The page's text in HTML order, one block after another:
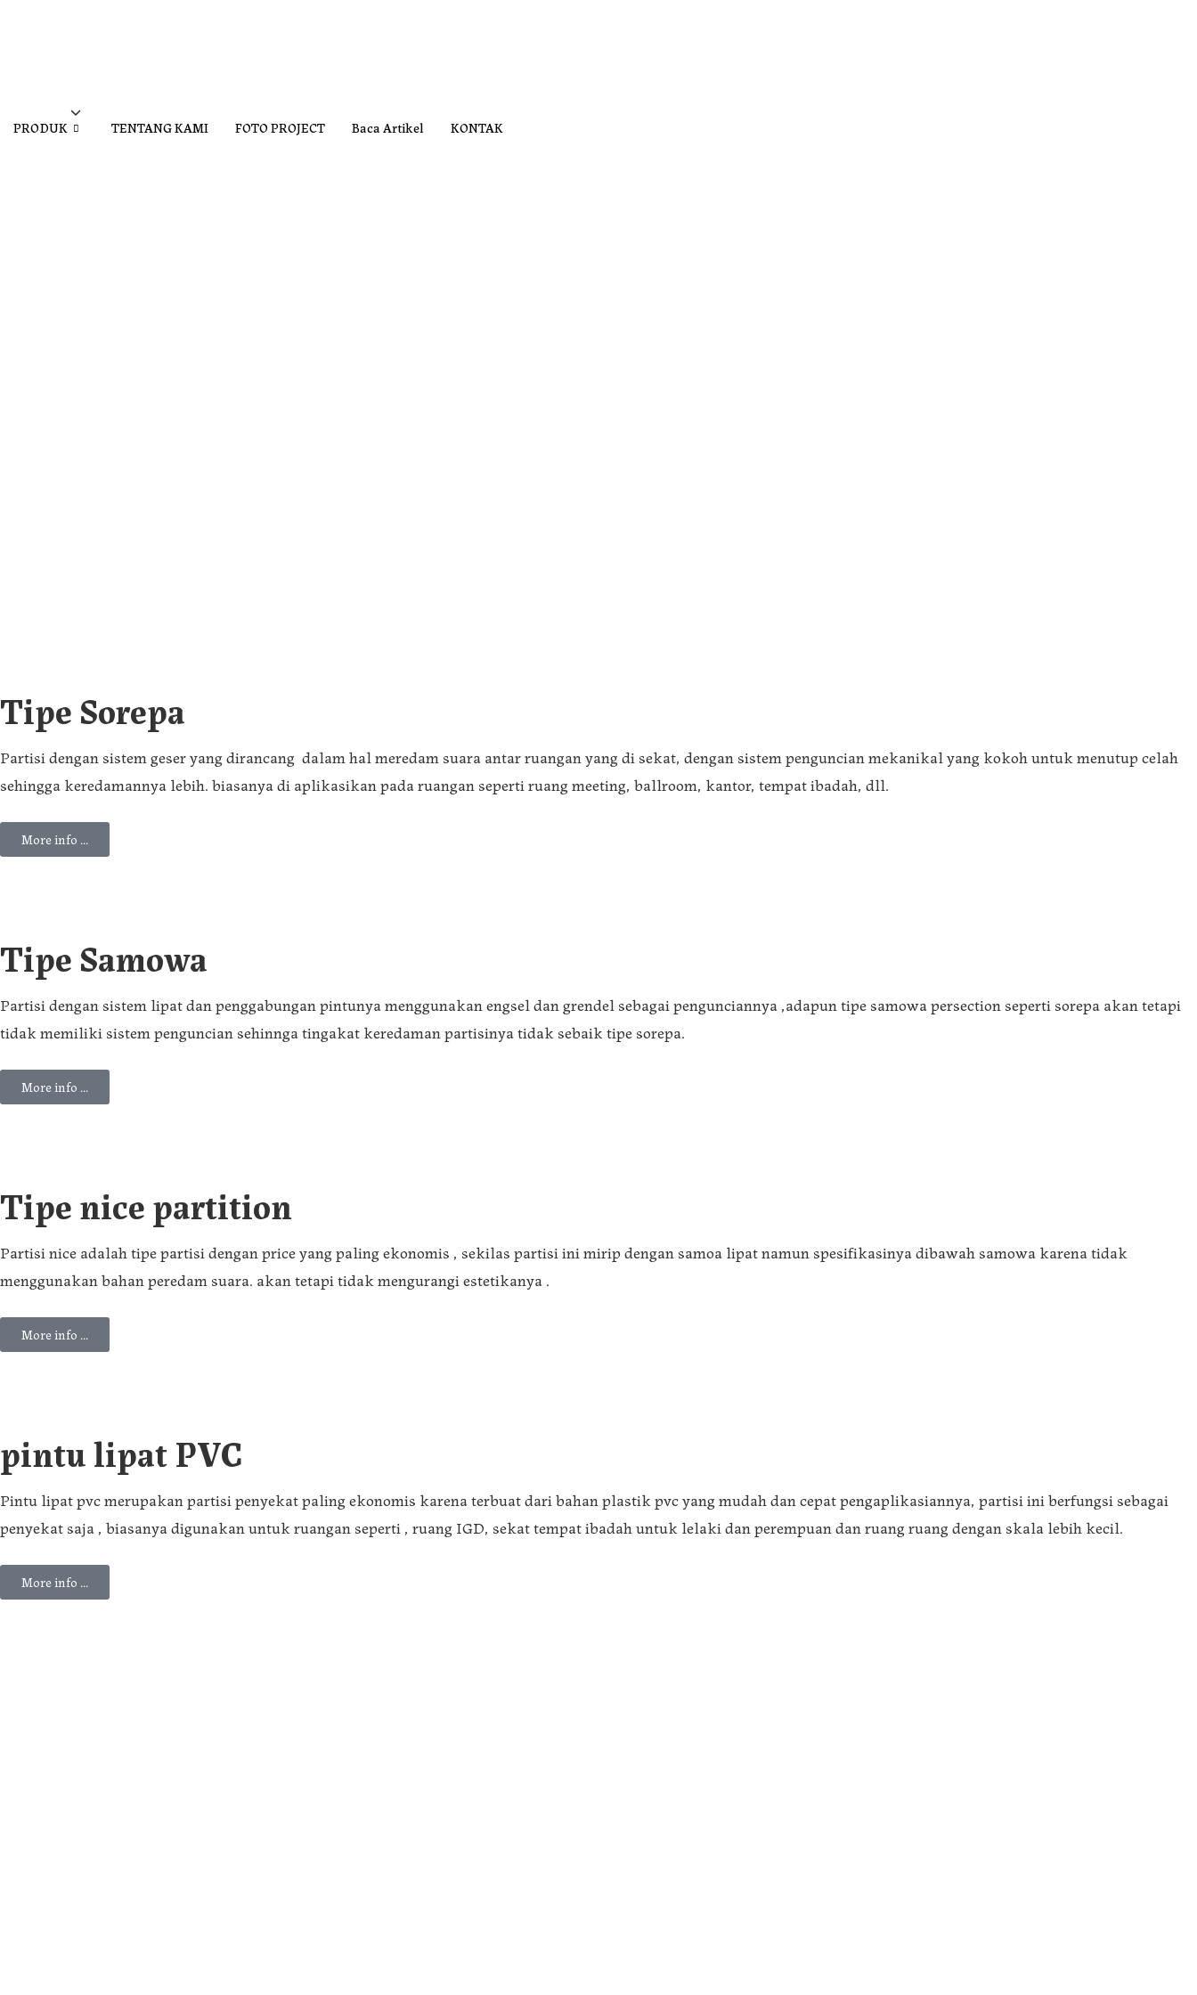
PRODUK TENTANG KAMI FOTO PROJECT Baca Artikel KONTAK
Tipe Sorepa
Partisi dengan sistem geser yang dirancang dalam hal meredam suara antar ruangan yang di sekat, dengan sistem penguncian mekanikal yang kokoh untuk menutup celah
sehingga keredamannya lebih. biasanya di aplikasikan pada ruangan seperti ruang meeting, ballroom, kantor, tempat ibadah, dll.
More info ...
Tipe Samowa
Partisi dengan sistem lipat dan penggabungan pintunya menggunakan engsel dan grendel sebagai pengunciannya ,adapun tipe samowa persection seperti sorepa akan tetapi
tidak memiliki sistem penguncian sehinnga tingakat keredaman partisinya tidak sebaik tipe sorepa.
More info ...
Tipe nice partition
Partisi nice adalah tipe partisi dengan price yang paling ekonomis , sekilas partisi ini mirip dengan samoa lipat namun spesifikasinya dibawah samowa karena tidak
menggunakan bahan peredam suara. akan tetapi tidak mengurangi estetikanya .
More info ...
pintu lipat PVC
Pintu lipat pvc merupakan partisi penyekat paling ekonomis karena terbuat dari bahan plastik pvc yang mudah dan cepat pengaplikasiannya, partisi ini berfungsi sebagai
penyekat saja , biasanya digunakan untuk ruangan seperti , ruang IGD, sekat tempat ibadah untuk lelaki dan perempuan dan ruang ruang dengan skala lebih kecil.
More info ...